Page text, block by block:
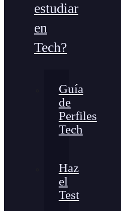
estudiar
en
Tech?
Guía
de
Perfiles
Tech
Haz
el
Test